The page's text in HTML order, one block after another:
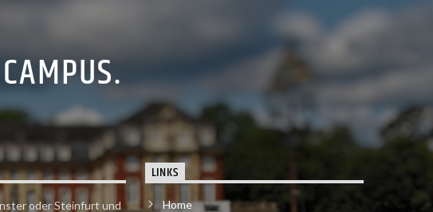
oder Steinfurt und
LINKS
Home